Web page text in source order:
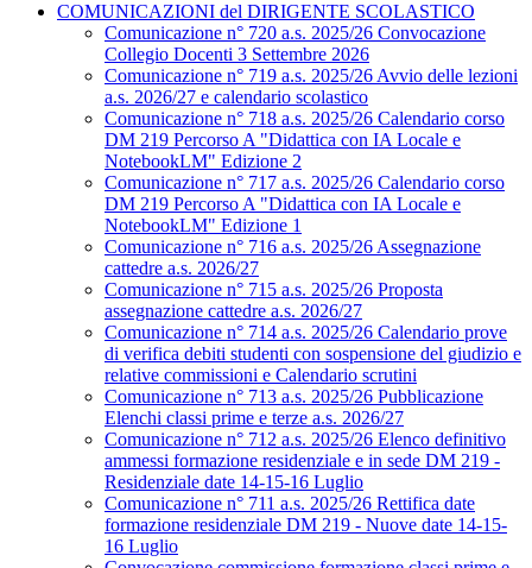
COMUNICAZIONI del DIRIGENTE SCOLASTICO
Comunicazione n° 720 a.s. 2025/26 Convocazione
Collegio Docenti 3 Settembre 2026
Comunicazione n° 719 a.s. 2025/26 Avvio delle lezioni
a.s. 2026/27 e calendario scolastico
Comunicazione n° 718 a.s. 2025/26 Calendario corso
DM 219 Percorso A "Didattica con IA Locale e
NotebookLM" Edizione 2
Comunicazione n° 717 a.s. 2025/26 Calendario corso
DM 219 Percorso A "Didattica con IA Locale e
NotebookLM" Edizione 1
Comunicazione n° 716 a.s. 2025/26 Assegnazione
cattedre a.s. 2026/27
Comunicazione n° 715 a.s. 2025/26 Proposta
assegnazione cattedre a.s. 2026/27
Comunicazione n° 714 a.s. 2025/26 Calendario prove
di verifica debiti studenti con sospensione del giudizio e
relative commissioni e Calendario scrutini
Comunicazione n° 713 a.s. 2025/26 Pubblicazione
Elenchi classi prime e terze a.s. 2026/27
Comunicazione n° 712 a.s. 2025/26 Elenco definitivo
ammessi formazione residenziale e in sede DM 219 -
Residenziale date 14-15-16 Luglio
Comunicazione n° 711 a.s. 2025/26 Rettifica date
formazione residenziale DM 219 - Nuove date 14-15-
16 Luglio